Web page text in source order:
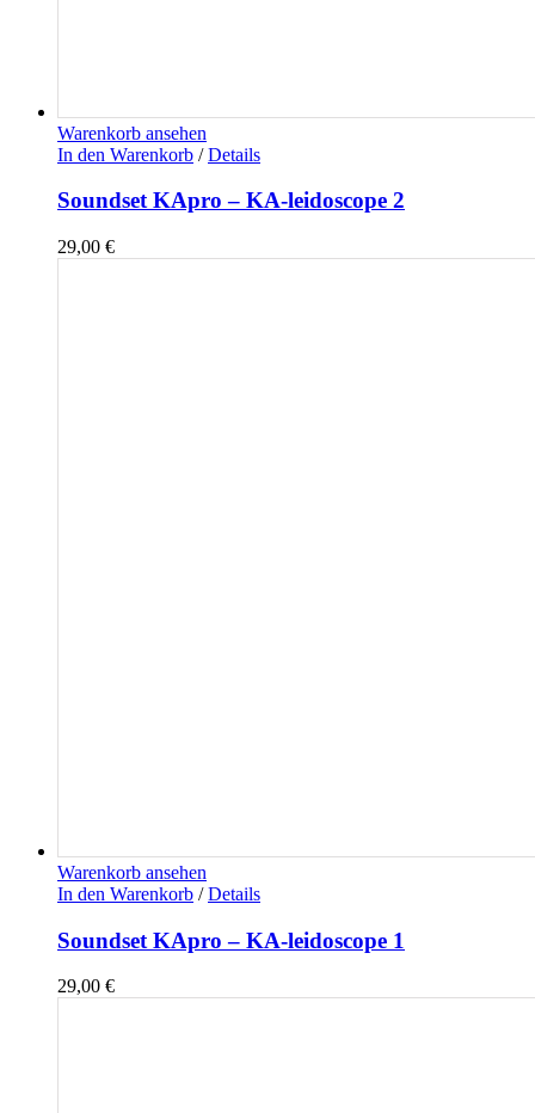
Warenkorb ansehen
In den Warenkorb / Details
Soundset KApro – KA-leidoscope 2
29,00 €
Warenkorb ansehen
In den Warenkorb / Details
Soundset KApro – KA-leidoscope 1
29,00 €